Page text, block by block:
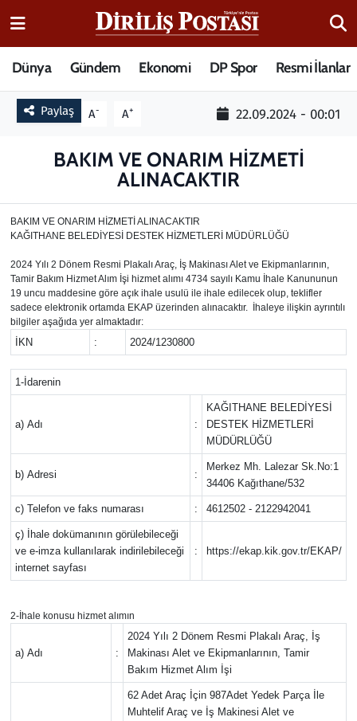
Dünya Gündem Ekonomi DP Spor Resmi İlanlar
Paylaş A- A+ 22.09.2024 - 00:01
BAKIM VE ONARIM HİZMETİ
ALINACAKTIR
BAKIM VE ONARIM HİZMETİ ALINACAKTIR
KAĞITHANE BELEDİYESİ DESTEK HİZMETLERİ MÜDÜRLÜĞÜ
2024 Yılı 2 Dönem Resmi Plakalı Araç, İş Makinası Alet ve Ekipmanlarının,
Tamir Bakım Hizmet Alım İşi hizmet alımı 4734 sayılı Kamu İhale Kanununun
19 uncu maddesine göre açık ihale usulü ile ihale edilecek olup, teklifler
sadece elektronik ortamda EKAP üzerinden alınacaktır. İhaleye ilişkin ayrıntılı
bilgiler aşağıda yer almaktadır:
İKN : 2024/1230800
1-İdarenin
a) Adı :
KAĞITHANE BELEDİYESİ
DESTEK HİZMETLERİ
MÜDÜRLÜĞÜ
b) Adresi :
Merkez Mh. Lalezar Sk.No:1
34406 Kağıthane/532
c) Telefon ve faks numarası : 4612502 - 2122942041
ç) İhale dokümanının görülebileceği
ve e-imza kullanılarak indirilebileceği
internet sayfası
: https://ekap.kik.gov.tr/EKAP/
2-İhale konusu hizmet alımın
a) Adı :
2024 Yılı 2 Dönem Resmi Plakalı Araç, İş
Makinası Alet ve Ekipmanlarının, Tamir
Bakım Hizmet Alım İşi
62 Adet Araç İçin 987Adet Yedek Parça İle
Muhtelif Araç ve İş Makinesi Alet ve
15 Temmuz Destanı
Analiz-Yorum
Eğitim
Ekonomi
Elif Kuşağı
Gündem
Kültür Sanat
Kurumsal Haberler
Lezzet Durağı
Otomobil
Nöbetçi Eczaneler
Hava Durumu
Süper Lig Puan Durumu ve Fikstür
Tüm Manşetler
Son Dakika Haberleri
Haber Arşivi